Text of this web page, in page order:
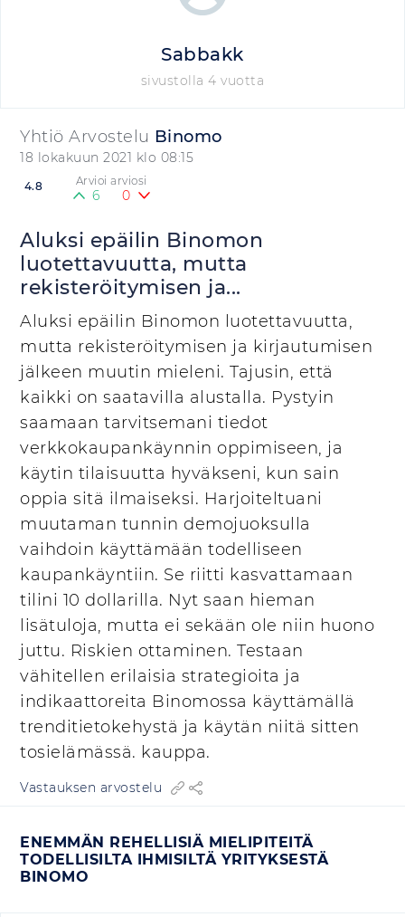
Yhtiö Arvostelu Binomo
18 lokakuun 2021 klo 08:15
4.8 Arvioi arviosi
6 0
Aluksi epäilin Binomon
luotettavuutta, mutta
rekisteröitymisen ja...
Aluksi epäilin Binomon luotettavuutta,
mutta rekisteröitymisen ja kirjautumisen
jälkeen muutin mieleni. Tajusin, että
kaikki on saatavilla alustalla. Pystyin
saamaan tarvitsemani tiedot
verkkokaupankäynnin oppimiseen, ja
käytin tilaisuutta hyväkseni, kun sain
oppia sitä ilmaiseksi. Harjoiteltuani
muutaman tunnin demojuoksulla
vaihdoin käyttämään todelliseen
kaupankäyntiin. Se riitti kasvattamaan
tilini 10 dollarilla. Nyt saan hieman
lisätuloja, mutta ei sekään ole niin huono
juttu. Riskien ottaminen. Testaan
vähitellen erilaisia strategioita ja
indikaattoreita Binomossa käyttämällä
trenditietokehystä ja käytän niitä sitten
tosielämässä. kauppa.
Vastauksen arvostelu
ENEMMÄN REHELLISIÄ MIELIPITEITÄ
TODELLISILTA IHMISILTÄ YRITYKSESTÄ
BINOMO
Sabbakk
sivustolla 4 vuotta